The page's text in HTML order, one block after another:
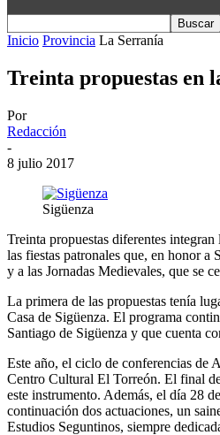
Inicio Provincia La Serranía
Treinta propuestas en
Por
Redacción
-
8 julio 2017
Sigüenza
Treinta propuestas diferentes
las fiestas patronales que, en honor
y a las Jornadas Medievales, que se
La primera de las propuestas tenía
Casa de Sigüenza. El programa
Santiago de Sigüenza y que cuenta
Este año, el ciclo de conferencias de
Centro Cultural El Torreón. El final
este instrumento. Además, el día 28
continuación dos actuaciones, un
Estudios Seguntinos, siempre